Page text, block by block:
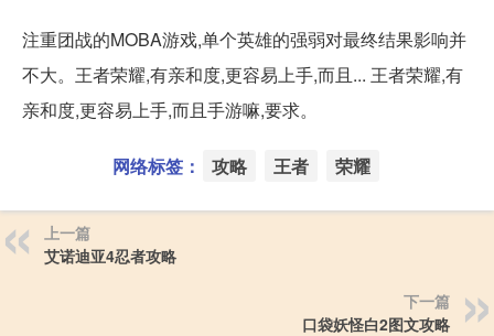
注重团战的MOBA游戏,单个英雄的强弱对最终结果影响并
不大。王者荣耀,有亲和度,更容易上手,而且... 王者荣耀,有
亲和度,更容易上手,而且手游嘛,要求。
网络标签： 攻略 王者 荣耀
上一篇
艾诺迪亚4忍者攻略
下一篇
口袋妖怪白2图文攻略